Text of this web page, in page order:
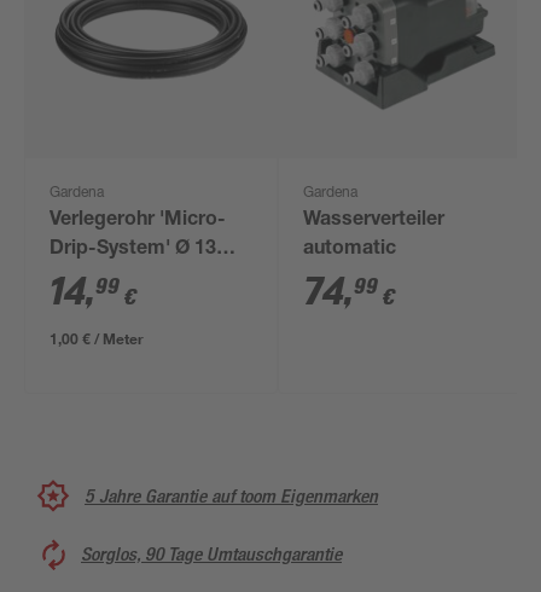
Gardena
Verlegerohr 'Micro-
Drip-System' Ø 13
mm (1/2"), 15 m
14,99 €
1,00 € / Meter
Gardena
Wasserverteiler
automatic
74,99 €
5 Jahre Garantie auf toom Eigenmarken
Sorglos, 90 Tage Umtauschgarantie